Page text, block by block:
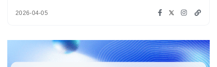
2026-04-05